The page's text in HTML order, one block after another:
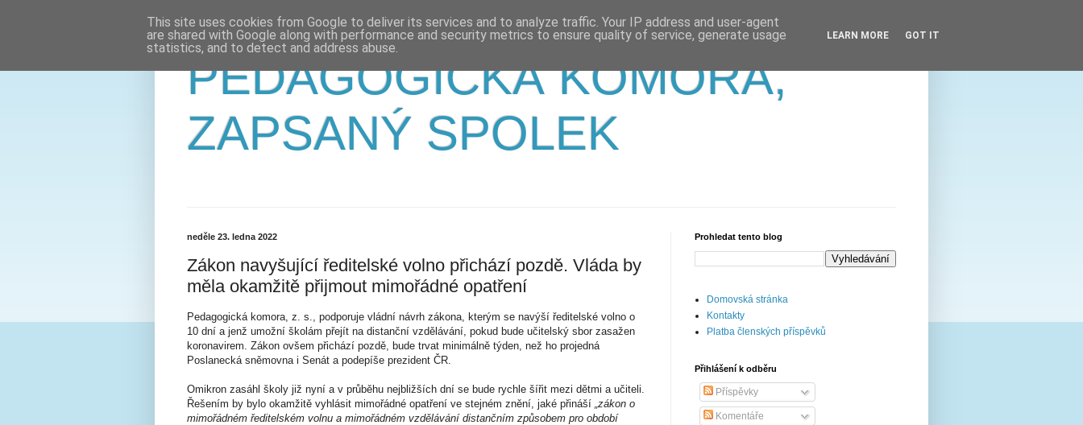
PEDAGOGICKÁ KOMORA,
ZAPSANÝ SPOLEK
neděle 23. ledna 2022
Zákon navyšující ředitelské volno přichází pozdě. Vláda by
měla okamžitě přijmout mimořádné opatření
Pedagogická komora, z. s., podporuje vládní návrh zákona, kterým se navýší ředitelské volno o
10 dní a jenž umožní školám přejít na distanční vzdělávání, pokud bude učitelský sbor zasažen
koronavirem. Zákon ovšem přichází pozdě, bude trvat minimálně týden, než ho projedná
Poslanecká sněmovna i Senát a podepíše prezident ČR.
Omikron zasáhl školy již nyní a v průběhu nejbližších dní se bude rychle šířit mezi dětmi a učiteli.
Řešením by bylo okamžitě vyhlásit mimořádné opatření ve stejném znění, jaké přináší „zákon o
mimořádném ředitelském volnu a mimořádném vzdělávání distančním způsobem pro období
Prohledat tento blog
Domovská stránka
Kontakty
Platba členských příspěvků
Přihlášení k odběru
Příspěvky
Komentáře
This site uses cookies from Google to deliver its services and to analyze traffic. Your IP address and user-agent
are shared with Google along with performance and security metrics to ensure quality of service, generate usage
statistics, and to detect and address abuse.
LEARN MORE GOT IT